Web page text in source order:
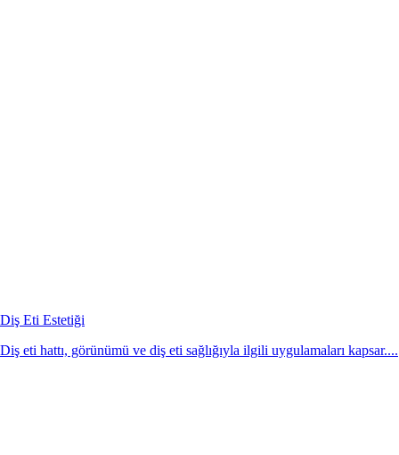
Diş Eti Estetiği
Diş eti hattı, görünümü ve diş eti sağlığıyla ilgili uygulamaları kapsar....